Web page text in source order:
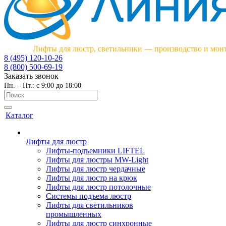
Лифты для люстр, светильники — производство и
8 (495) 120-10-26
8 (800) 500-69-19
Заказать звонок
Пн. – Пт.: с 9:00 до 18:00
Каталог
Лифты для люстр
Лифты-подъемники LIFTEL
Лифты для люстры MW-Light
Лифты для люстр чердачные
Лифты для люстр на крюк
Лифты для люстр потолочные
Системы подъема люстр
Лифты для светильников
промышленных
Лифты для люстр синхронные